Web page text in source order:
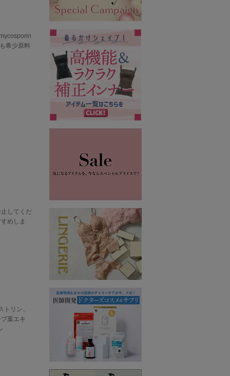
希少原料
してくだ
めしま
リン、
葉エキ